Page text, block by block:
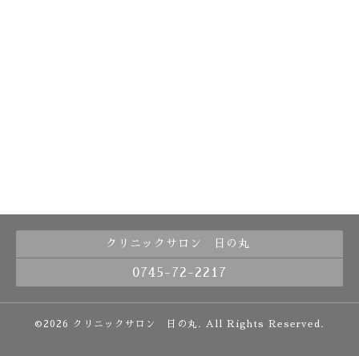
クリニックサロン 日の丸
0745-72-2217
©2026 クリニックサロン 日の丸 . All Rights Reserved.